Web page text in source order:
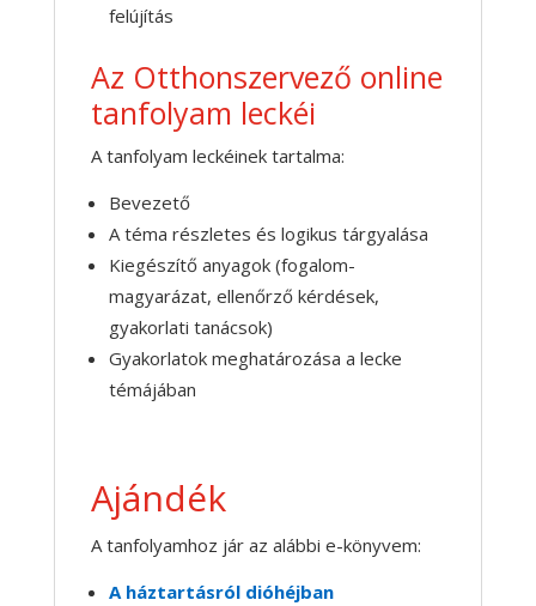
felújítás
Az Otthonszervező online
tanfolyam leckéi
A tanfolyam leckéinek tartalma:
Bevezető
A téma részletes és logikus tárgyalása
Kiegészítő anyagok (fogalom-
magyarázat, ellenőrző kérdések,
gyakorlati tanácsok)
Gyakorlatok meghatározása a lecke
témájában
Ajándék
A tanfolyamhoz jár az alábbi e-könyvem:
A háztartásról dióhéjban